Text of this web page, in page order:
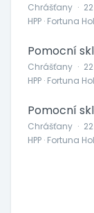
Chrášťany ·
HPP · Fortuna
Pomocní
Chrášťany ·
HPP · Fortuna
Pomocní
Chrášťany ·
HPP · Fortuna